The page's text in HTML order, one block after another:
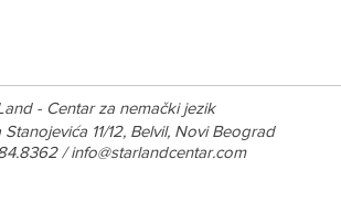
- Centar za nemački jezik
11/12, Belvil, Novi Beograd
/info@starlandcentar.com